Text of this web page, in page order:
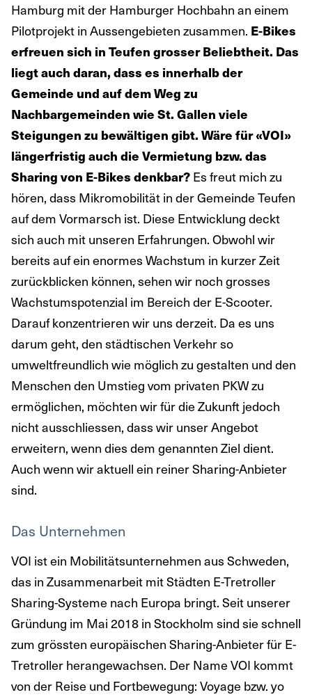
Hamburg mit der Hamburger Hochbahn an einem
Pilotprojekt in Aussengebieten zusammen. E-Bikes
erfreuen sich in Teufen grosser Beliebtheit. Das
liegt auch daran, dass es innerhalb der
Gemeinde und auf dem Weg zu
Nachbargemeinden wie St. Gallen viele
Steigungen zu bewältigen gibt. Wäre für «VOI»
längerfristig auch die Vermietung bzw. das
Sharing von E-Bikes denkbar? Es freut mich zu
hören, dass Mikromobilität in der Gemeinde Teufen
auf dem Vormarsch ist. Diese Entwicklung deckt
sich auch mit unseren Erfahrungen. Obwohl wir
bereits auf ein enormes Wachstum in kurzer Zeit
zurückblicken können, sehen wir noch grosses
Wachstumspotenzial im Bereich der E-Scooter.
Darauf konzentrieren wir uns derzeit. Da es uns
darum geht, den städtischen Verkehr so
umweltfreundlich wie möglich zu gestalten und den
Menschen den Umstieg vom privaten PKW zu
ermöglichen, möchten wir für die Zukunft jedoch
nicht ausschliessen, dass wir unser Angebot
erweitern, wenn dies dem genannten Ziel dient.
Auch wenn wir aktuell ein reiner Sharing-Anbieter
sind.
Das Unternehmen
VOI ist ein Mobilitätsunternehmen aus Schweden,
das in Zusammenarbeit mit Städten E-Tretroller
Sharing-Systeme nach Europa bringt. Seit unserer
Gründung im Mai 2018 in Stockholm sind sie schnell
zum grössten europäischen Sharing-Anbieter für E-
Tretroller herangewachsen. Der Name VOI kommt
von der Reise und Fortbewegung: Voyage bzw. yo